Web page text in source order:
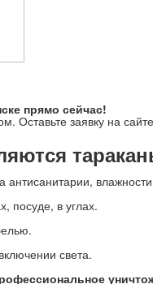
прямо сейчас!
Оставьте заявку на
антисанитарии,
посуде, в углах.
света.